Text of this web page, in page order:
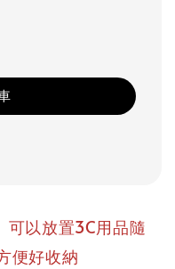
可以放置3C用品隨
便好收納